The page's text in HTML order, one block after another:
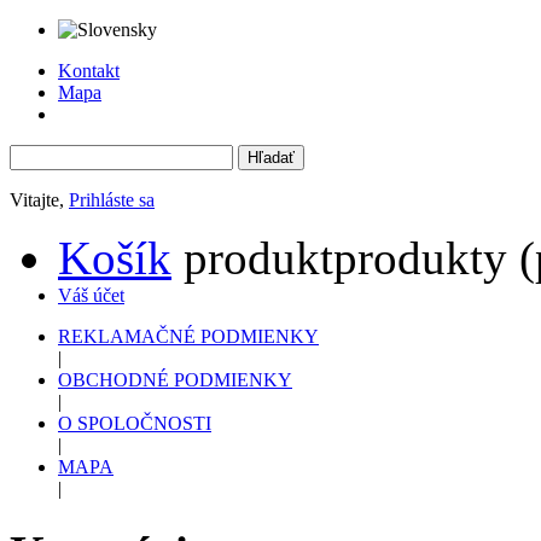
Kontakt
Mapa
Vitajte, Prihláste sa
Košík produktprodukty
Váš účet
REKLAMAČNÉ PODMIENKY
|
OBCHODNÉ PODMIENKY
|
O SPOLOČNOSTI
|
MAPA
|